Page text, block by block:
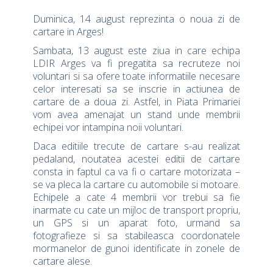
Duminica, 14 august reprezinta o noua zi de
cartare in Arges!
Sambata, 13 august este ziua in care echipa
LDIR Arges va fi pregatita sa recruteze noi
voluntari si sa ofere toate informatiile necesare
celor interesati sa se inscrie in actiunea de
cartare de a doua zi. Astfel, in Piata Primariei
vom avea amenajat un stand unde membrii
echipei vor intampina noii voluntari.
Daca editiile trecute de cartare s-au realizat
pedaland, noutatea acestei editii de cartare
consta in faptul ca va fi o cartare motorizata –
se va pleca la cartare cu automobile si motoare.
Echipele a cate 4 membrii vor trebui sa fie
inarmate cu cate un mijloc de transport propriu,
un GPS si un aparat foto, urmand sa
fotografieze si sa stabileasca coordonatele
mormanelor de gunoi identificate in zonele de
cartare alese.